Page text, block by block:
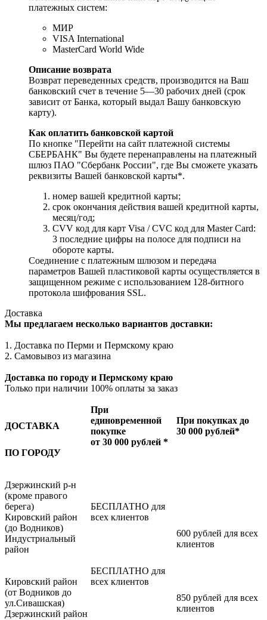
платежных систем:
МИР
VISA International
MasterCard World Wide
Описание возврата
Возврат переведенных средств, производится на Ваш
банковский счет в течение 5—30 рабочих дней (срок
зависит от Банка, который выдал Вашу банковскую
карту).
Как оплатить банковской картой
По кнопке "Перейти на сайт платежной системы
СБЕРБАНК" Вы будете перенаправлены на платежный
шлюз ПАО "Сбербанк России", где Вы сможете указать
реквизиты Вашей банковской карты*.
номер вашей кредитной карты;
cрок окончания действия вашей кредитной карты,
месяц/год;
CVV код для карт Visa / CVC код для Master Card:
3 последние цифры на полосе для подписи на
обороте карты.
Соединение с платежным шлюзом и передача
параметров Вашей пластиковой карты осуществляется в
защищенном режиме с использованием 128-битного
протокола шифрования SSL.
Доставка
Мы предлагаем несколько вариантов доставки:
1. Доставка по Перми и Пермскому краю
2. Самовывоз из магазина
Доставка по городу и Пермскому краю
Только при наличии 100% оплаты за заказ
ДОСТАВКА
При
единовременной
покупке
от 30 000 рублей *
При покупках до
30 000 рублей*
ПО ГОРОДУ
Дзержинский р-н
(кроме правого
берега)
Кировский район
(до Водников)
Индустриальный
район
Кировский район
(от Водников до
ул.Сивашская)
Дзержинский район
БЕСПЛАТНО для
всех клиентов
БЕСПЛАТНО для
всех клиентов
600 рублей для всех
клиентов
850 рублей для всех
клиентов